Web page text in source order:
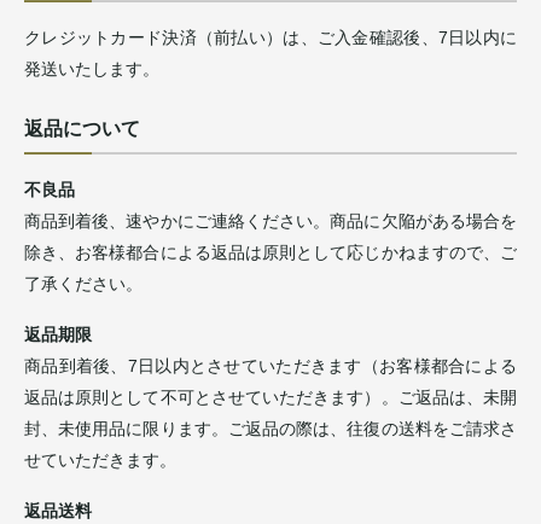
クレジットカード決済（前払い）は、ご入金確認後、7日以内に
発送いたします。
返品について
不良品
商品到着後、速やかにご連絡ください。商品に欠陥がある場合を
除き、お客様都合による返品は原則として応じかねますので、ご
了承ください。
返品期限
商品到着後、7日以内とさせていただきます（お客様都合による
返品は原則として不可とさせていただきます）。ご返品は、未開
封、未使用品に限ります。ご返品の際は、往復の送料をご請求さ
せていただきます。
返品送料